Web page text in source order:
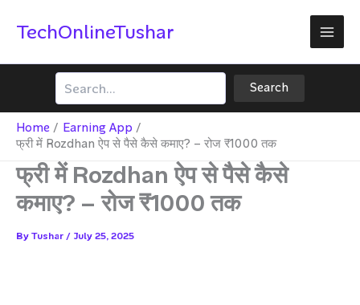
TechOnlineTushar
Search
Search
Home
Earning App
फ्री में Rozdhan ऐप से पैसे कैसे कमाए? – रोज ₹1000 तक
फ्री में Rozdhan ऐप से पैसे कैसे
कमाए? – रोज ₹1000 तक
ByTushar / July 25, 2025